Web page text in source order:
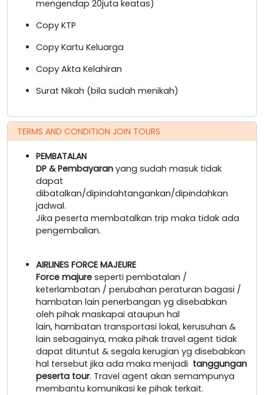
mengendap 20juta keatas)
Copy KTP
Copy Kartu Keluarga
Copy Akta Kelahiran
Surat Nikah (bila sudah menikah)
TERMS AND CONDITION JOIN TOURS
PEMBATALAN
DP & Pembayaran yang sudah masuk tidak
dapat
dibatalkan/dipindahtangankan/dipindahkan
jadwal.
Jika peserta membatalkan trip maka tidak ada
pengembalian.
AIRLINES FORCE MAJEURE
Force majure seperti pembatalan /
keterlambatan / perubahan peraturan bagasi /
hambatan lain penerbangan yg disebabkan
oleh pihak maskapai ataupun hal
lain, hambatan transportasi lokal, kerusuhan &
lain sebagainya, maka pihak travel agent tidak
dapat dituntut & segala kerugian yg disebabkan
hal tersebut jika ada maka menjadi tanggungan
peserta tour. Travel agent akan semampunya
membantu komunikasi ke pihak terkait.